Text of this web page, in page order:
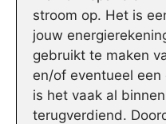
stroom op. Het is
jouw
gebruikt te maken
en/of eventueel een
is het vaak al
terugverdiend.